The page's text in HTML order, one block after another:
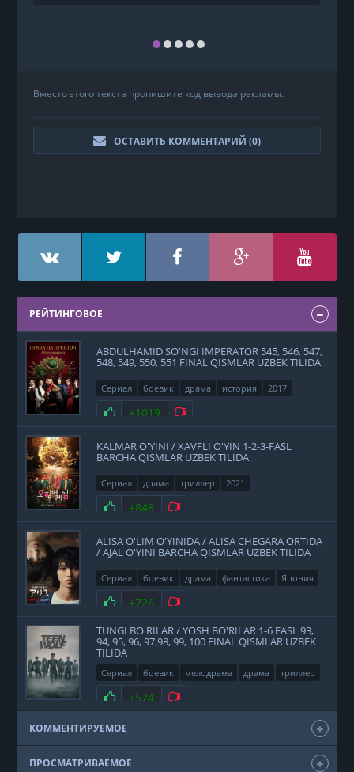
Вместо этого текста пропишите код вывода рекламы.
ОСТАВИТЬ КОММЕНТАРИЙ (0)
РЕЙТИНГОВОЕ
ABDULHAMID SO'NGI IMPERATOR 545, 546, 547,
548, 549, 550, 551 FINAL QISMLAR UZBEK TILIDA
Сериал боевик драма история 2017
Нравится
+1019 Не нравится
KALMAR O'YINI / XAVFLI O'YIN 1-2-3-FASL
BARCHA QISMLAR UZBEK TILIDA
Сериал драма триллер 2021
Нравится
+848 Не нравится
ALISA O'LIM O'YINIDA / ALISA CHEGARA ORTIDA
/ AJAL O'YINI BARCHA QISMLAR UZBEK TILIDA
Сериал боевик драма фантастика
Япония
2020
Нравится
+726 Не нравится
TUNGI BO'RILAR / YOSH BO'RILAR 1-6 FASL 93,
94, 95, 96, 97,98, 99, 100 FINAL QISMLAR UZBEK
TILIDA
Сериал боевик мелодрама драма
триллер
фэнтези
США 2011
Нравится
+574 Не нравится
КОММЕНТИРУЕМОЕ
ПРОСМАТРИВАЕМОЕ